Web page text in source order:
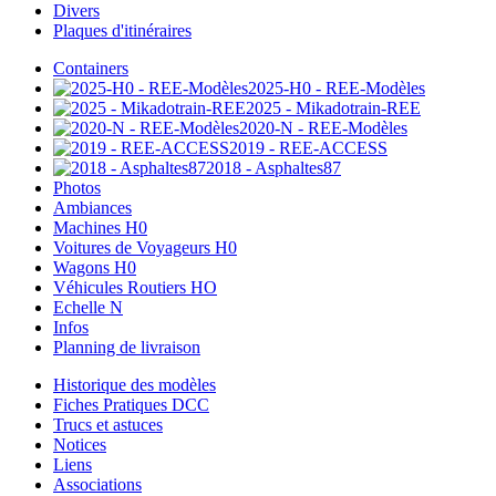
Divers
Plaques d'itinéraires
Containers
2025-H0 - REE-Modèles
2025 - Mikadotrain-REE
2020-N - REE-Modèles
2019 - REE-ACCESS
2018 - Asphaltes87
Photos
Ambiances
Machines H0
Voitures de Voyageurs H0
Wagons H0
Véhicules Routiers HO
Echelle N
Infos
Planning de livraison
Historique des modèles
Fiches Pratiques DCC
Trucs et astuces
Notices
Liens
Associations